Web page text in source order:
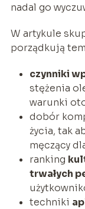
nadal go
W artykule
porządkują
czynniki
stężenia
warunki
dobór
życia, tak
męczący
ranking
trwałych
techniki